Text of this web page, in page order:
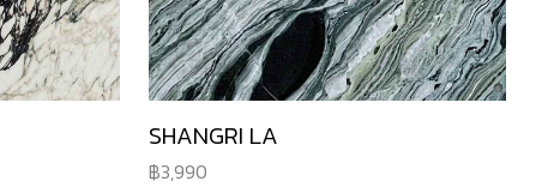
SHANGRI LA
3,990